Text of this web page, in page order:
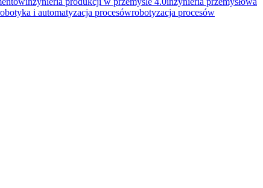
i automatyzacja procesówrobotyzacja procesów